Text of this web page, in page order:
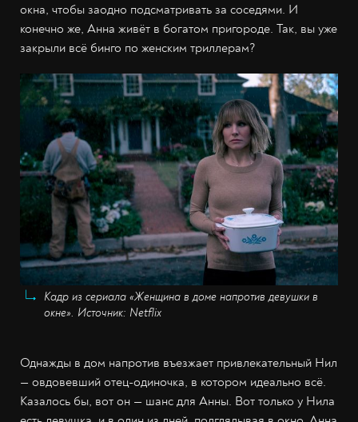
окна, чтобы заодно подсматривать за соседями. И
конечно же, Анна живёт в богатом пригороде. Так, вы уже
закрыли всё бинго по женским триллерам?
Кадр из сериала «Женщина в доме напротив девушки в
окне». Источник: Netflix
Однажды в дом напротив въезжает привлекательный Нил
— овдовевший отец-одиночка, в котором идеально всё.
Казалось бы, вот он — шанс для Анны. Вот только у Нила